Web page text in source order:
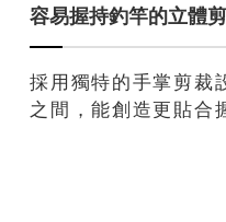
容易握持釣竿的立體剪
採用獨特的手掌剪裁
之間，能創造更貼合